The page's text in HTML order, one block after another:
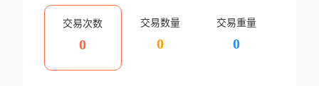
交易次数
0
交易数量
0
交易重量
0